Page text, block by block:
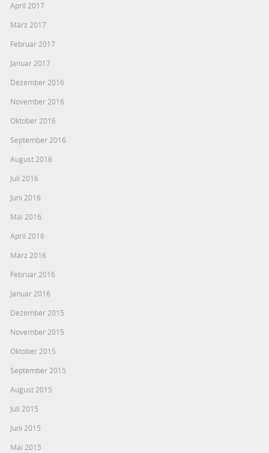
April 2017
März 2017
Februar 2017
Januar 2017
Dezember 2016
November 2016
Oktober 2016
September 2016
August 2016
Juli 2016
Juni 2016
Mai 2016
April 2016
März 2016
Februar 2016
Januar 2016
Dezember 2015
November 2015
Oktober 2015
September 2015
August 2015
Juli 2015
Juni 2015
Mai 2015